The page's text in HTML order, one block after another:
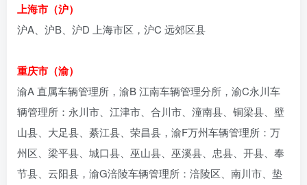
上海市（沪）
沪A、沪B、沪D 上海市区，沪C 远郊区县
重庆市（渝）
渝A 直属车辆管理所，渝B 江南车辆管理分所，渝C永川车
辆管理所：永川市、江津市、合川市、潼南县、铜梁县、壁
山县、大足县、綦江县、荣昌县，渝F万州车辆管理所：万
州区、梁平县、城口县、巫山县、巫溪县、忠县、开县、奉
节县、云阳县，渝G涪陵车辆管理所：涪陵区、南川市、垫